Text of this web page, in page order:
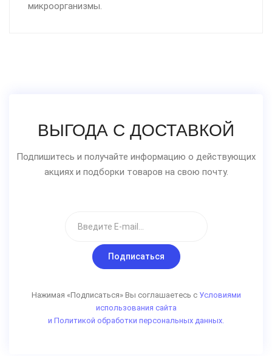
микроорганизмы.
ВЫГОДА С ДОСТАВКОЙ
Подпишитесь и получайте информацию о действующих
акциях и подборки товаров на свою почту.
Подписаться
Нажимая «Подписаться» Вы соглашаетесь с Условиями
использования сайта
и Политикой обработки персональных данных.